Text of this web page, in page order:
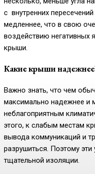
с внутренних
медленнее, что в свою
воздействию негативных
крыши.
Какие крыши
Важно знать, что чем
максимально надежнее и
неблагоприятным
этого, к слабым местам
вывода коммуникаций и
разрушиться. Поэтому
тщательной изоляции.